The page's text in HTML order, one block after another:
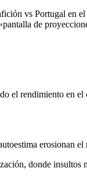
vs Portugal en
de
el rendimiento en
erosionan
donde